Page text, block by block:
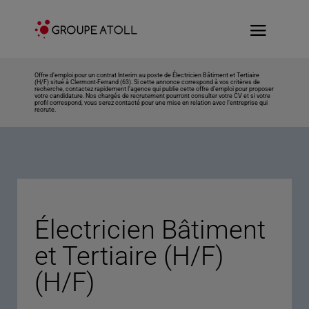
Offre d’emploi pour un contrat Interim au poste de Électricien Bâtiment et Tertiaire
(H/F) situé à Clermont-Ferrand (63). Si cette annonce correspond à vos critères de
recherche, contactez rapidement l’agence qui publie cette offre d’emploi pour proposer
votre candidature. Nos chargés de recrutement pourront consulter votre CV et si votre
profil correspond, vous serez contacté pour une mise en relation avec l’entreprise qui
recrute.
Électricien Bâtiment
et Tertiaire (H/F)
(H/F)